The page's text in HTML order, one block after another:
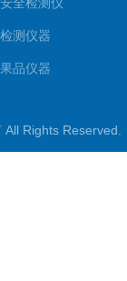
测仪器
品仪器
测仪
All Rights